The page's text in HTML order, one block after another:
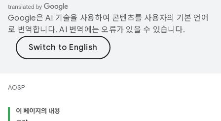
Google은 AI 기술을 사용하여 콘텐츠를 사용자의 기본 언어
로 번역합니다. AI 번역에는 오류가 있을 수 있습니다.
AOSP
이 페이지의 내용